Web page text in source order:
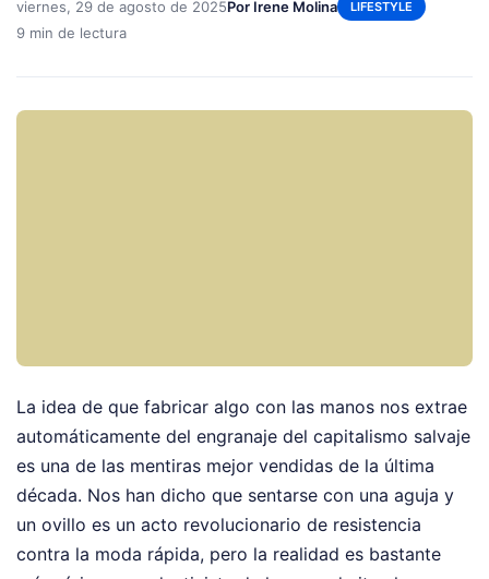
viernes, 29 de agosto de 2025Por Irene Molina LIFESTYLE
9 min de lectura
La idea de que fabricar algo con las manos nos extrae
automáticamente del engranaje del capitalismo salvaje
es una de las mentiras mejor vendidas de la última
década. Nos han dicho que sentarse con una aguja y
un ovillo es un acto revolucionario de resistencia
contra la moda rápida, pero la realidad es bastante